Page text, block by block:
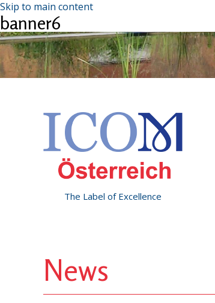
Skip to main content
banner6
The Label of Excellence
News